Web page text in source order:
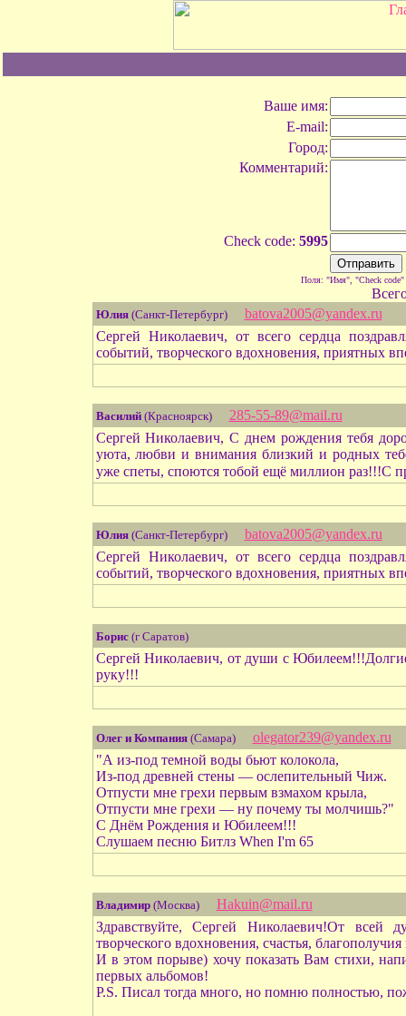
Ваше имя:
E-mail:
Город:
Комментарий:
Check code: 5995
Поля: "Имя", "Check code"
Юлия(Санкт-Петербург)
batova2005@yandex.ru
Сергей Николаевич, от всего сердца
событий, творческого вдохновения, приятных
Василий(Красноярск)
285-55-89@mail.ru
Сергей Николаевич, С днем рождения тебя
уюта, любви и внимания близкий и родных
уже спеты, споются тобой ещё миллион
Юлия(Санкт-Петербург)
batova2005@yandex.ru
Сергей Николаевич, от всего сердца
событий, творческого вдохновения, приятных
Борис(г Саратов)
Сергей Николаевич, от души с
руку!!!
Олег и Компания(Самара)
olegator239@yandex.ru
"А из-под темной воды бьют колокола,
Из-под древней стены — ослепительный Чиж.
Отпусти мне грехи первым взмахом крыла,
Отпусти мне грехи — ну почему ты молчишь?"
С Днём Рождения и Юбилеем!!!
Слушаем песню Битлз When I'm 65
Владимир(Москва)
Hakuin@mail.ru
Здравствуйте, Сергей Николаевич!От
творческого вдохновения, счастья,
И в этом порыве) хочу показать Вам стихи,
первых альбомов!
P.S. Писал тогда много, но помню полностью,